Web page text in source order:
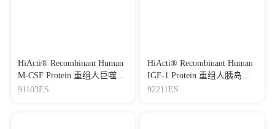
HiActi® Recombinant Human
M-CSF Protein 重组人巨噬细
胞集落刺激因子
91103ES
HiActi® Recombinant Human
IGF-1 Protein 重组人胰岛素
样生长因子-1
92211ES